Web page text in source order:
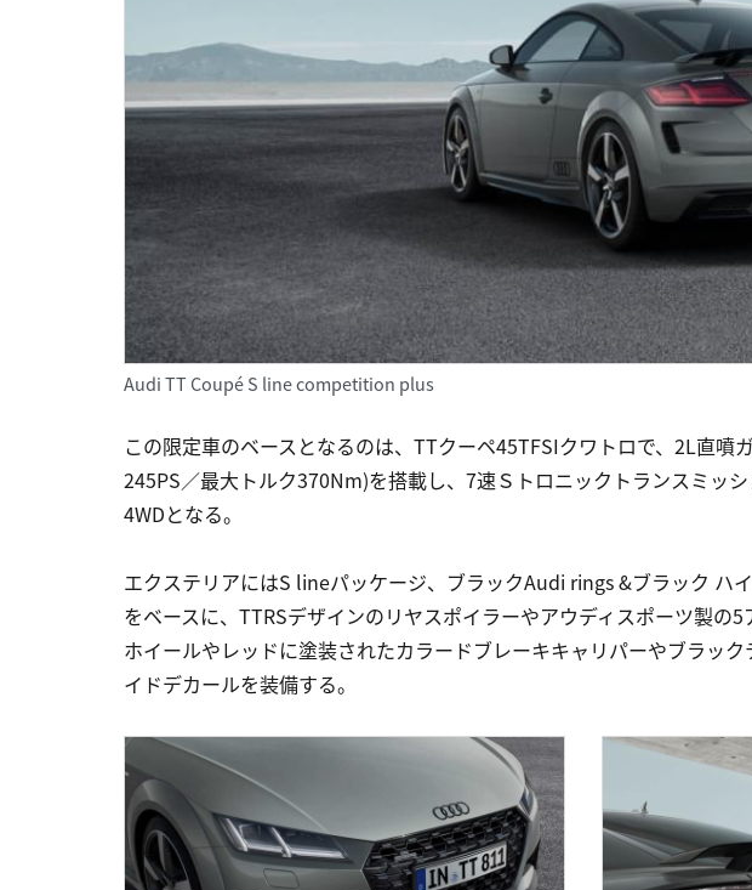
Audi TT Coupé S line competition plus
この限定車のベースとなるのは、TTクーペ45TFSIクワトロで、2L直噴
245PS／最大トルク370Nm)を搭載し、7速Ｓトロニックトランスミッ
4WDとなる。
エクステリアにはS lineパッケージ、ブラックAudi rings &ブラック ハ
をベースに、TTRSデザインのリヤスポイラーやアウディスポーツ製の
ホイールやレッドに塗装されたカラードブレーキキャリパーやブラッ
イドデカールを装備する。